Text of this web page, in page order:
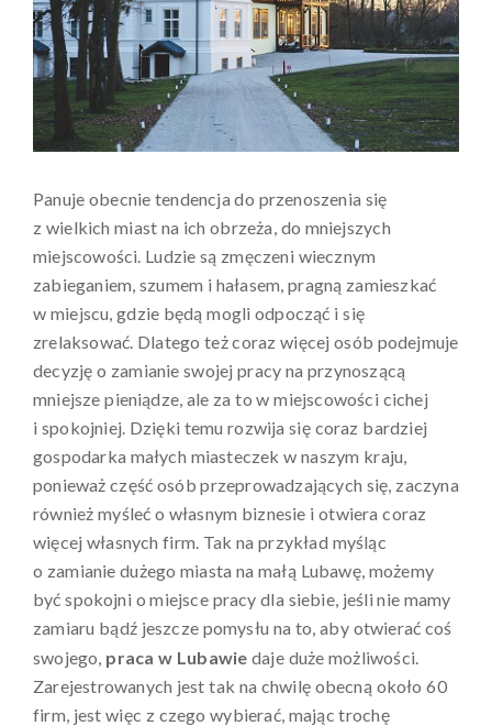
Panuje obecnie tendencja do przenoszenia się
z wielkich miast na ich obrzeża, do mniejszych
miejscowości. Ludzie są zmęczeni wiecznym
zabieganiem, szumem i hałasem, pragną zamieszkać
w miejscu, gdzie będą mogli odpocząć i się
zrelaksować. Dlatego też coraz więcej osób podejmuje
decyzję o zamianie swojej pracy na przynoszącą
mniejsze pieniądze, ale za to w miejscowości cichej
i spokojniej. Dzięki temu rozwija się coraz bardziej
gospodarka małych miasteczek w naszym kraju,
ponieważ część osób przeprowadzających się, zaczyna
również myśleć o własnym biznesie i otwiera coraz
więcej własnych firm. Tak na przykład myśląc
o zamianie dużego miasta na małą Lubawę, możemy
być spokojni o miejsce pracy dla siebie, jeśli nie mamy
zamiaru bądź jeszcze pomysłu na to, aby otwierać coś
swojego, praca w Lubawie daje duże możliwości.
Zarejestrowanych jest tak na chwilę obecną około 60
firm, jest więc z czego wybierać, mając trochę